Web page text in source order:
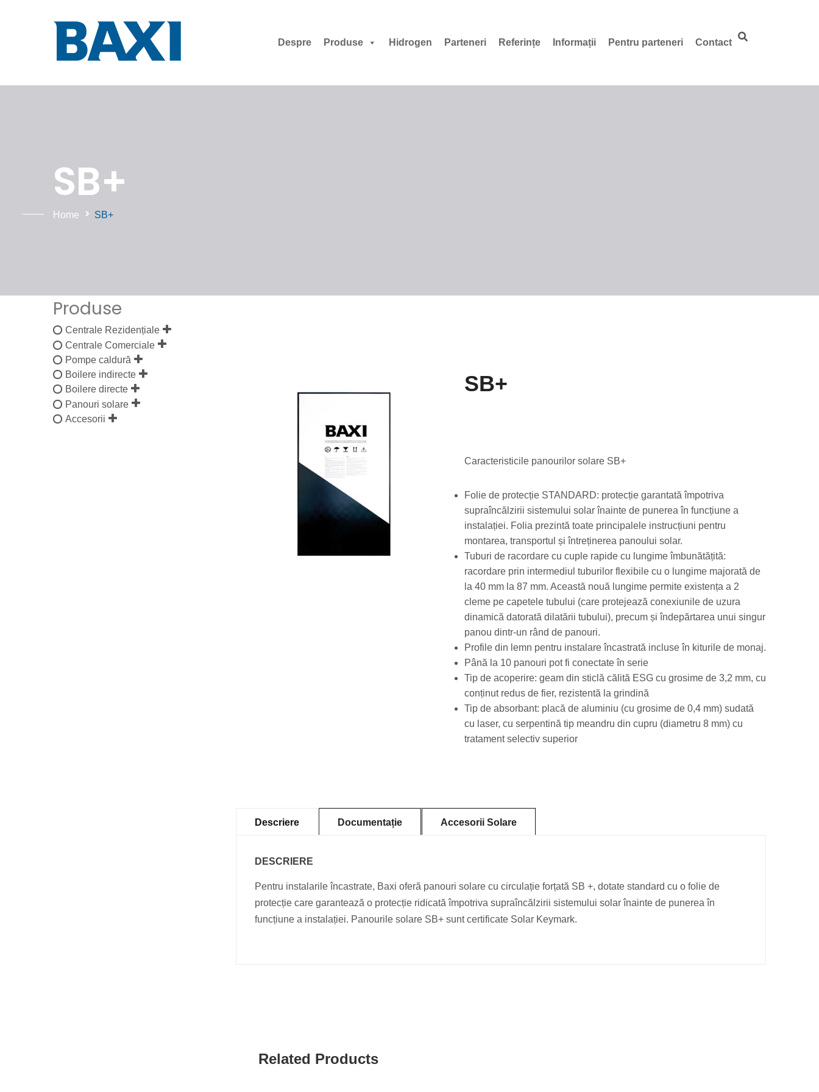
Despre Produse Hidrogen Parteneri Referințe Informații Pentru parteneri Contact
SB+
Home SB+
Produse
Centrale Rezidențiale
Centrale Comerciale
Pompe caldură
Boilere indirecte
Boilere directe
Panouri solare
Accesorii
SB+
Caracteristicile panourilor solare SB+
Folie de protecție STANDARD: protecție garantată împotriva
supraîncălzirii sistemului solar înainte de punerea în funcțiune a
instalației. Folia prezintă toate principalele instrucțiuni pentru
montarea, transportul și întreținerea panoului solar.
Tuburi de racordare cu cuple rapide cu lungime îmbunătățită:
racordare prin intermediul tuburilor flexibile cu o lungime majorată de
la 40 mm la 87 mm. Această nouă lungime permite existența a 2
cleme pe capetele tubului (care protejează conexiunile de uzura
dinamică datorată dilatării tubului), precum și îndepărtarea unui singur
panou dintr-un rând de panouri.
Profile din lemn pentru instalare încastrată incluse în kiturile de monaj.
Până la 10 panouri pot fi conectate în serie
Tip de acoperire: geam din sticlă călită ESG cu grosime de 3,2 mm, cu
conținut redus de fier, rezistentă la grindină
Tip de absorbant: placă de aluminiu (cu grosime de 0,4 mm) sudată
cu laser, cu serpentină tip meandru din cupru (diametru 8 mm) cu
tratament selectiv superior
Descriere Documentație Accesorii Solare
DESCRIERE
Pentru instalarile încastrate, Baxi oferă panouri solare cu circulație forțată SB +, dotate standard cu o folie de
protecție care garantează o protecție ridicată împotriva supraîncălzirii sistemului solar înainte de punerea în
funcțiune a instalației. Panourile solare SB+ sunt certificate Solar Keymark.
Related Products